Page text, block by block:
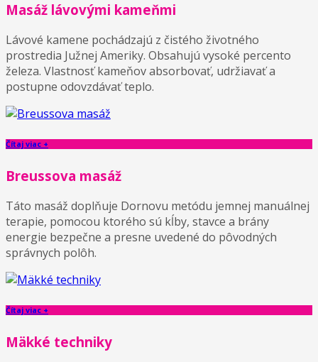
Masáž lávovými kameňmi
Lávové kamene pochádzajú z čistého životného
prostredia Južnej Ameriky. Obsahujú vysoké percento
železa. Vlastnosť kameňov absorbovať, udržiavať a
postupne odovzdávať teplo.
Čítaj viac +
Breussova masáž
Táto masáž doplňuje Dornovu metódu jemnej manuálnej
terapie, pomocou ktorého sú kĺby, stavce a brány
energie bezpečne a presne uvedené do pôvodných
správnych polôh.
Čítaj viac +
Mäkké techniky